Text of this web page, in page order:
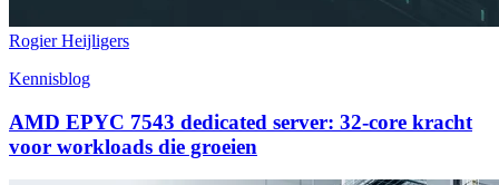
Rogier Heijligers
Kennisblog
AMD EPYC 7543 dedicated server: 32-core kracht
voor workloads die groeien